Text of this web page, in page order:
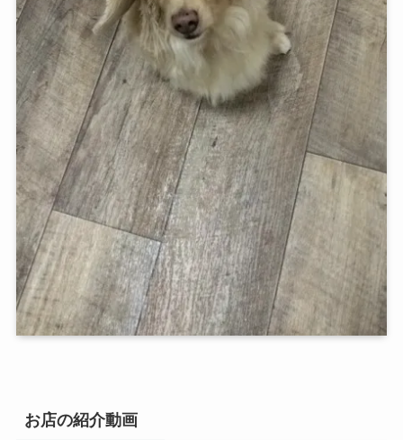
お店の紹介動画